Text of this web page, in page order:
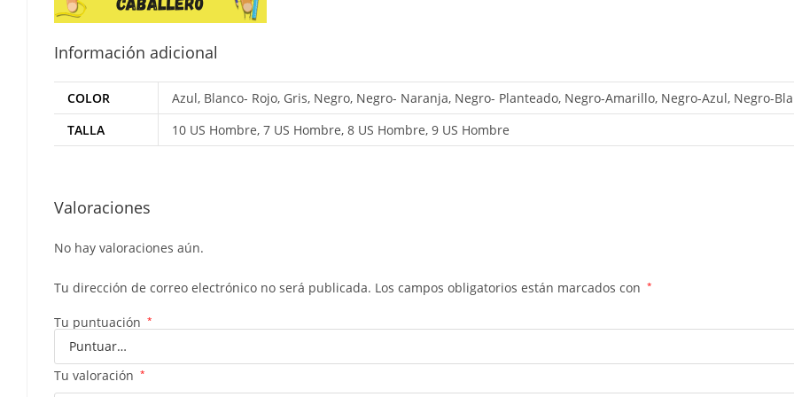
Información adicional
COLOR
Azul, Blanco- Rojo, Gris, Negro, Negro- Naranja, Negro- Planteado, Negro-Amarillo, Negro-Azul, Negro-
TALLA
10 US Hombre, 7 US Hombre, 8 US Hombre, 9 US Hombre
Valoraciones
No hay valoraciones aún.
Tu dirección de correo electrónico no será publicada. Los campos obligatorios están marcados con *
Tu puntuación *
Tu valoración *